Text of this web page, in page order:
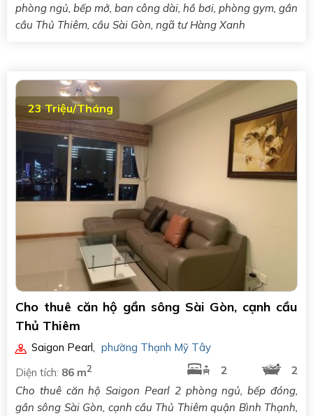
phòng ngủ, bếp mở, ban công dài, hồ bơi, phòng gym, gần
cầu Thủ Thiêm, cầu Sài Gòn, ngã tư Hàng Xanh
23 Triệu/Tháng
Cho thuê căn hộ gần sông Sài Gòn, cạnh cầu
Thủ Thiêm
Saigon Pearl
phường Thạnh Mỹ Tây
Diện tích: 86 m2 2
2
Cho thuê căn hộ Saigon Pearl 2 phòng ngủ, bếp đóng,
gần sông Sài Gòn, cạnh cầu Thủ Thiêm quận Bình Thạnh,